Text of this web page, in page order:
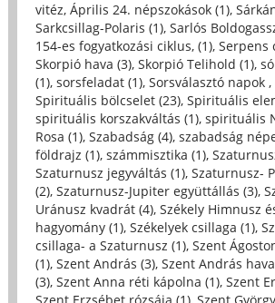
vitéz, Április 24. népszokások (1),
Sarkcsillag-Polaris (1), Sarlós
154-es fogyatkozási ciklus, (1), Serpens
Skorpió hava (3), Skorpió Telihold (1),
(1), sorsfeladat (1), Sorsválasztó napok ,
Spirituális bölcselet (23), Spirituális
spirituális korszakváltás (1), spirituális
Rosa (1), Szabadság (4), szabadság
földrajz (1), számmisztika (1),
Szaturnusz jegyváltás (1), Szaturnusz-
(2), Szaturnusz-Jupiter együttállás (3),
Uránusz kvadrát (4), Székely Himnusz
hagyomány (1), Székelyek csillaga (1),
csillaga- a Szaturnusz (1), Szent
(1), Szent András (3), Szent András
(3), Szent Anna réti kápolna (1), Szent